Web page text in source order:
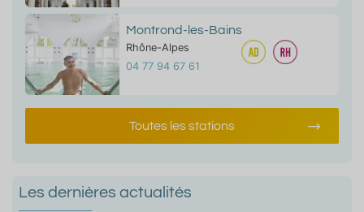
Montrond-les-Bains
Rhône-Alpes
04 77 94 67 61
Toutes les stations
Les dernières actualités